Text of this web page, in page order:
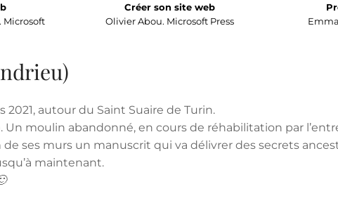
Microsoft
Créer son site web
Olivier Abou. Microsoft Press
2021, autour du Saint Suaire de Turin.
Un moulin abandonné, en cours de réhabilitation par
de ses murs un manuscrit qui va délivrer des secrets
maintenant.